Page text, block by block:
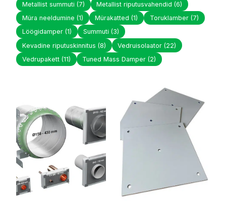
Metallist summuti (7) Metallist riputusvahendid(6)
Müra neeldumine (1) Mürakatted(1) Toruklamber (7)
Löögidamper (1) Summuti(3)
Kevadine riputuskinnitus (8) Vedruisolaator(22)
Vedrupakett (11) Tuned Mass Damper(2)